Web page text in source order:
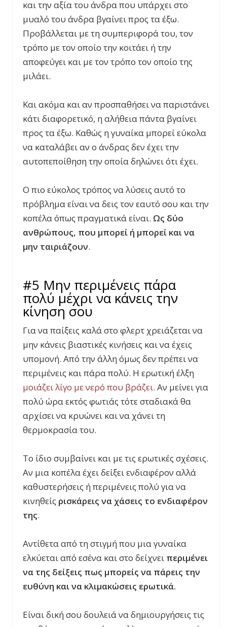
και την αξία του άνδρα που υπάρχει στο
μυαλό του άνδρα βγαίνει προς τα έξω.
Προβάλλεται με τη συμπεριφορά του, τον
τρόπο με τον οποίο την κοιτάει ή την
αποφεύγει και με τον τρόπο τον οποίο της
μιλάει.
Και ακόμα και αν προσπαθήσει να παριστάνει
κάτι διαφορετικό, η αλήθεια πάντα βγαίνει
προς τα έξω. Καθώς η γυναίκα μπορεί εύκολα
να καταλάβει αν ο άνδρας δεν έχει την
αυτοπεποίθηση την οποία δηλώνει ότι έχει.
Ο πιο εύκολος τρόπος να λύσεις αυτό το
πρόβλημα είναι να δεις τον εαυτό σου και την
κοπέλα όπως πραγματικά είναι. Ως δύο
ανθρώπους, που μπορεί ή μπορεί και να
μην ταιριάζουν.
#5 Μην περιμένεις πάρα
πολύ μέχρι να κάνεις την
κίνηση σου
Για να παίξεις καλά στο φλερτ χρειάζεται να
μην κάνεις βιαστικές κινήσεις και να έχεις
υπομονή. Από την άλλη όμως δεν πρέπει να
περιμένεις και πάρα πολύ. Η ερωτική έλξη
μοιάζει λίγο με νερό που βράζει. Αν μείνει για
πολύ ώρα εκτός φωτιάς τότε σταδιακά θα
αρχίσει να κρυώνει και να χάνει τη
θερμοκρασία του.
Το ίδιο συμβαίνει και με τις ερωτικές σχέσεις.
Αν μια κοπέλα έχει δείξει ενδιαφέρον αλλά
καθυστερήσεις ή περιμένεις πολύ για να
κινηθείς ρισκάρεις να χάσεις το ενδιαφέρον
της.
Αντίθετα από τη στιγμή που μια γυναίκα
ελκύεται από εσένα και στο δείχνει περιμένει
να της δείξεις πως μπορείς να πάρεις την
ευθύνη και να κλιμακώσεις ερωτικά.
Είναι δική σου δουλειά να δημιουργήσεις τις